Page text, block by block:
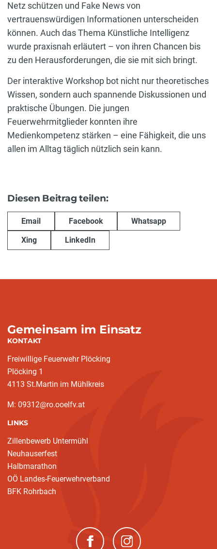
Netz schützen und Fake News von
vertrauenswürdigen Informationen unterscheiden
können. Auch das Thema Künstliche Intelligenz
wurde praxisnah erläutert – von ihren Chancen bis
zu den Herausforderungen, die sie mit sich bringt.
Der interaktive Workshop bot nicht nur theoretisches
Wissen, sondern auch spannende Diskussionen und
praktische Übungen. Die jungen
Feuerwehrmitglieder konnten ihre
Medienkompetenz stärken – eine Fähigkeit, die uns
allen im Alltag täglich nützlich sein kann.
Diesen Beitrag teilen:
Email Facebook Whatsapp
Xing LinkedIn
Gemeinsam im Einsatz
KONTAKT
Freiwillige Feuerwehr Plöcking
Plöcking 1
4113 St.Martin im Mühlkreis
M: 09312@ro.ooelfv.at
LINKS
Zillenbewerb Untermühl
Neuhauserfest
Halbmarathon
OÖ Landes-Feuerwehrverband
BFK Rohrbach